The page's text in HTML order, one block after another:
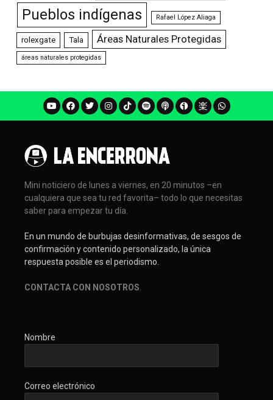
Pueblos indígenas Rafael López Aliaga
rolexgate Tala Áreas Naturales Protegidas
áreas naturales protegidas
Mini noticiero de lunes a viernes, en 20 minutos –en
cualquiera que sea tu red favorita– todo lo que necesitas
saber para empezar tu día.
En un mundo de burbujas desinformativas, de sesgos de
confirmación y contenido personalizado, la única
respuesta posible es el periodismo.
CONTACTA CON NOSOTROS
Nombre
Correo electrónico